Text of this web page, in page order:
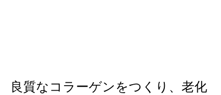
良質なコラーゲンをつくり、老化